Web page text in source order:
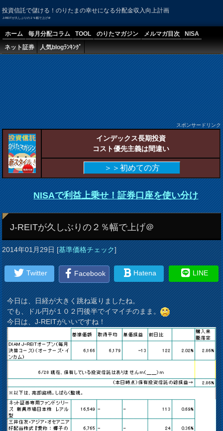
投資信託で儲ける！のりたまの幸せになる分配金収入向上計画
J-REITが久しぶりの２％幅で上げ＠
ホーム 毎月分配コラム TOOL のりたマガジン メルマガ目次
NISA
ネット証券
人気blogﾗﾝｷﾝｸﾞ
スポンサードリンク
インデックス長期投資
コスト優先主義は間違い
＞＞初めての方
NISAで利益上乗せ！証券口座を使い分け
J-REITが久しぶりの２％幅で上げ＠
2014年01月29日[基準価格チェック]
Twitter Facebook Hatena LINE
今日は、日経が大きく跳ね返りましたね。
でも、ドル円が１０２円後半でイマイチのまま。
今日は、J-REITがいいですね！